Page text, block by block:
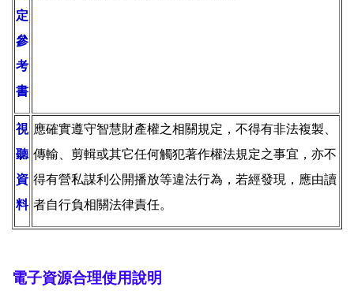
定
參
考
書
視
聽
資
料
應確實遵守智慧財產權之相關規定，不得有非法複製、
傳輸、剪輯或其它任何觸犯著作權法規定之事宜，亦不
得有營私謀利公開播放等違法行為，若經發現，應由讀
者自行負相關法律責任。
電子資源合理使用說明